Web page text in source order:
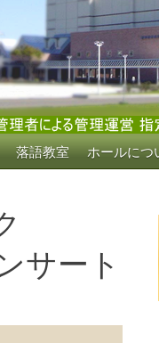
落語教室 ホールにつ
サート